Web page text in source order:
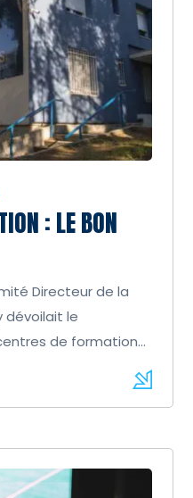
: LE BON
Directeur de la
dévoilait le
de formation